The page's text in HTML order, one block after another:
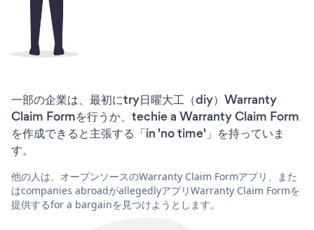
一部の企業は、最初にtry日曜大工（diy）Warranty
Claim Formを行うか、techie a Warranty Claim Form
を作成できると主張する「in 'no time'」を持っていま
す。
他の人は、オープンソースのWarranty Claim Formアプリ、また
はcompanies abroadがallegedlyアプリWarranty Claim Formを
提供するfor a bargainを見つけようとします。